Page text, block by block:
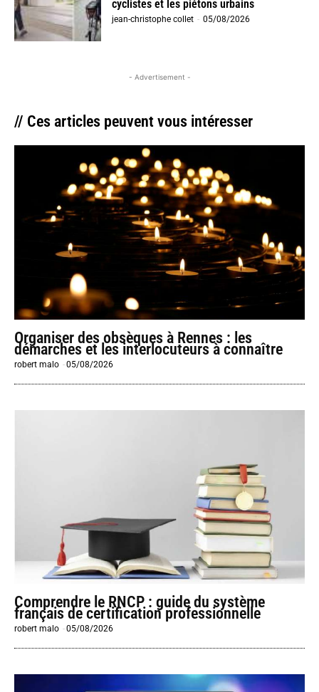
cyclistes et les piétons urbains
jean-christophe collet - 05/08/2026
- Advertisement -
// Ces articles peuvent vous intéresser
Organiser des obsèques à Rennes : les
démarches et les interlocuteurs à connaître
robert malo -05/08/2026
Comprendre le RNCP : guide du système
français de certification professionnelle
robert malo -05/08/2026